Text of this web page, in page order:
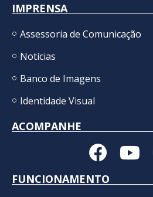
IMPRENSA
Assessoria de Comunicação
Notícias
Banco de Imagens
Identidade Visual
ACOMPANHE
FUNCIONAMENTO